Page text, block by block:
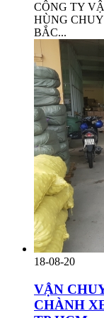
CÔNG TY
HÙNG
BẮC...
18-08-20
VẬN
CHÀNH